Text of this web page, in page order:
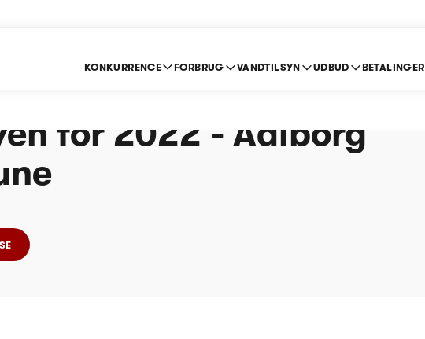
KONKURRENCE FORBRUG VANDTILSYN UDBUD BETALINGER
for 2022 - Aalborg